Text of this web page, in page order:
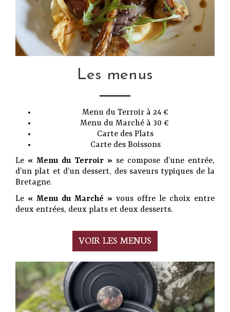
Les menus
Menu du Terroir à 24 €
Menu du Marché à 30 €
Carte des Plats
Carte des Boissons
Le « Menu du Terroir » se compose d’une entrée,
d’un plat et d’un dessert, des saveurs typiques de la
Bretagne.
Le « Menu du Marché » vous offre le choix entre
deux entrées, deux plats et deux desserts.
VOIR LES MENUS